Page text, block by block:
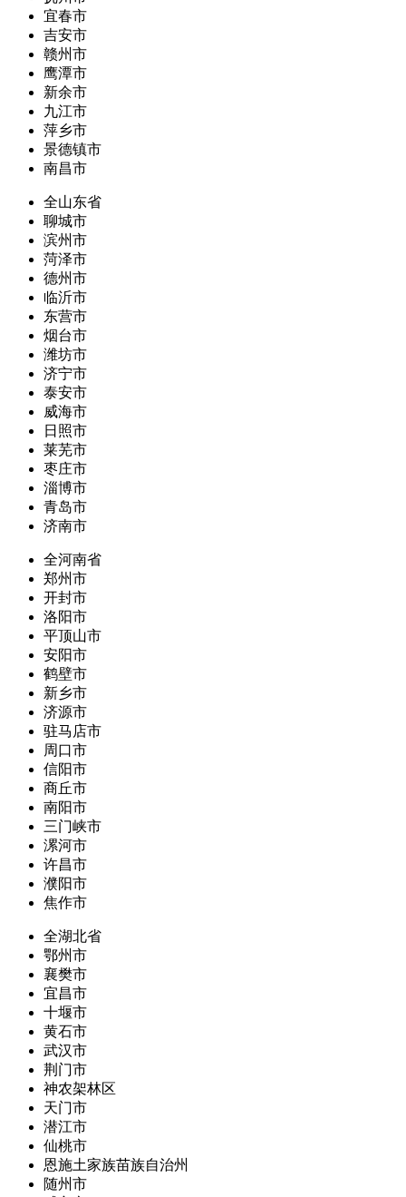
宜春市
吉安市
赣州市
鹰潭市
新余市
九江市
萍乡市
景德镇市
南昌市
全山东省
聊城市
滨州市
菏泽市
德州市
临沂市
东营市
烟台市
潍坊市
济宁市
泰安市
威海市
日照市
莱芜市
枣庄市
淄博市
青岛市
济南市
全河南省
郑州市
开封市
洛阳市
平顶山市
安阳市
鹤壁市
新乡市
济源市
驻马店市
周口市
信阳市
商丘市
南阳市
三门峡市
漯河市
许昌市
濮阳市
焦作市
全湖北省
鄂州市
襄樊市
宜昌市
十堰市
黄石市
武汉市
荆门市
神农架林区
天门市
潜江市
仙桃市
恩施土家族苗族自治州
随州市